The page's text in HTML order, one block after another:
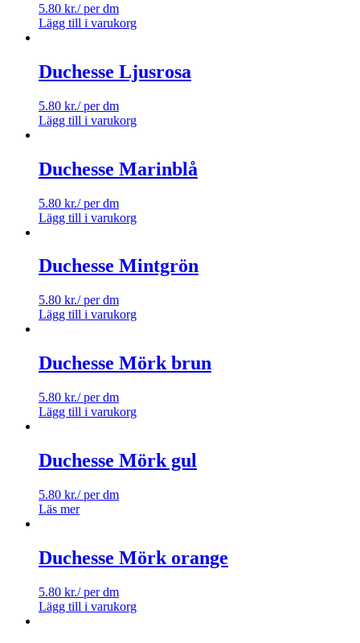
5.80 kr./ per dm
Lägg till i varukorg
Duchesse Ljusrosa
5.80 kr./ per dm
Lägg till i varukorg
Duchesse Marinblå
5.80 kr./ per dm
Lägg till i varukorg
Duchesse Mintgrön
5.80 kr./ per dm
Lägg till i varukorg
Duchesse Mörk brun
5.80 kr./ per dm
Lägg till i varukorg
Duchesse Mörk gul
5.80 kr./ per dm
Läs mer
Duchesse Mörk orange
5.80 kr./ per dm
Lägg till i varukorg